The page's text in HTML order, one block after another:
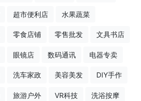
超市便利店 水果蔬菜
零食店铺 零售批发 文具书店
眼镜店 数码通讯 电器专卖
洗车家政 美容美发 DIY手作
旅游户外 VR科技 洗浴按摩